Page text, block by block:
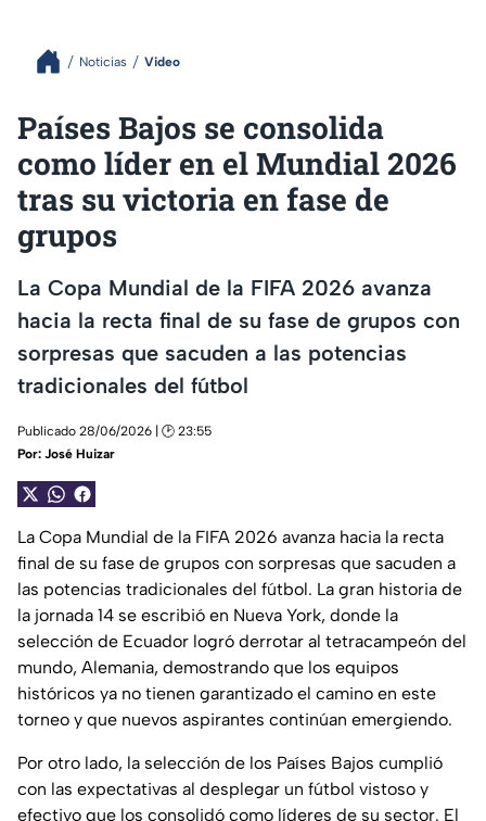
Noticias Video
Países Bajos se consolida
como líder en el Mundial 2026
tras su victoria en fase de
grupos
La Copa Mundial de la FIFA 2026 avanza
hacia la recta final de su fase de grupos con
sorpresas que sacuden a las potencias
tradicionales del fútbol
Publicado 28/06/2026 | 🕑 23:55
Por: José Huizar
La Copa Mundial de la FIFA 2026 avanza hacia la recta
final de su fase de grupos con sorpresas que sacuden a
las potencias tradicionales del fútbol. La gran historia de
la jornada 14 se escribió en Nueva York, donde la
selección de Ecuador logró derrotar al tetracampeón del
mundo, Alemania, demostrando que los equipos
históricos ya no tienen garantizado el camino en este
torneo y que nuevos aspirantes continúan emergiendo.
Por otro lado, la selección de los Países Bajos cumplió
con las expectativas al desplegar un fútbol vistoso y
efectivo que los consolidó como líderes de su sector. El